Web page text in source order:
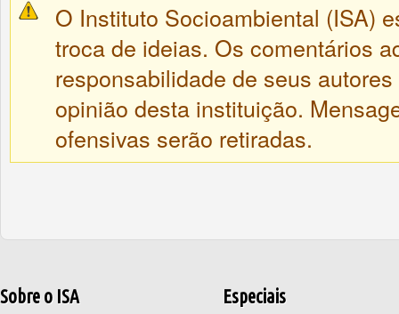
O Instituto Socioambiental (ISA)
troca de ideias. Os comentários
responsabilidade de seus
opinião desta instituição.
ofensivas serão retiradas.
Sobre o ISA Especiais